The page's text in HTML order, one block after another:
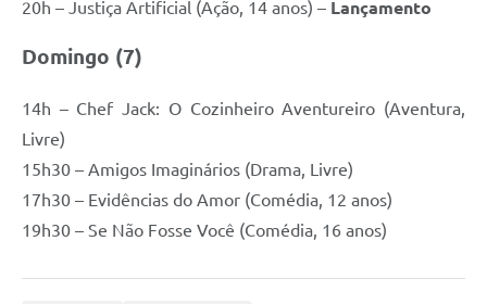
20h – Justiça Artificial (Ação, 14 anos) – Lançamento
Domingo (7)
14h – Chef Jack: O Cozinheiro Aventureiro (Aventura,
Livre)
15h30 – Amigos Imaginários (Drama, Livre)
17h30 – Evidências do Amor (Comédia, 12 anos)
19h30 – Se Não Fosse Você (Comédia, 16 anos)